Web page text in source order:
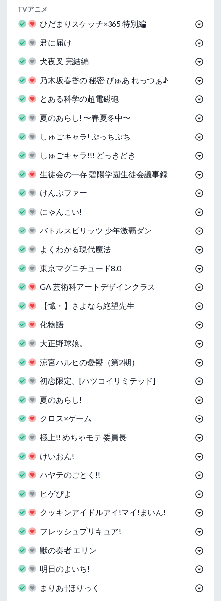
TVアニメ
ひだまりスケッチ×365 特別編
君に届け
犬夜叉 完結編
乃木坂春香の 秘密 ぴゅあ れっつぁ♪
とある科学の超電磁砲
夏のあらし! 〜春夏冬中〜
しゅごキャラ! ぷっちぷち
しゅごキャラ!!! どっきどき
生徒会の一存 碧陽学園生徒会議事録
けんぷファー
にゃんこい!
バトルスピリッツ 少年激覇ダン
よくわかる現代魔法
東京マグニチュード8.0
GA 芸術科アートデザインクラス
【懺・】さよなら絶望先生
化物語
大正野球娘。
涼宮ハルヒの憂鬱（第2期）
初恋限定。[ハツコイリミテッド]
夏のあらし!
クロス×ゲーム
極上!! めちゃモテ 委員長
けいおん!
ハヤテのごとく!!
ヒゲぴよ
クッキンアイドルアイ!マイ!まいん!
フレッシュプリキュア!
獣の奏者 エリン
明日のよいち!
まりあ†ほりっく